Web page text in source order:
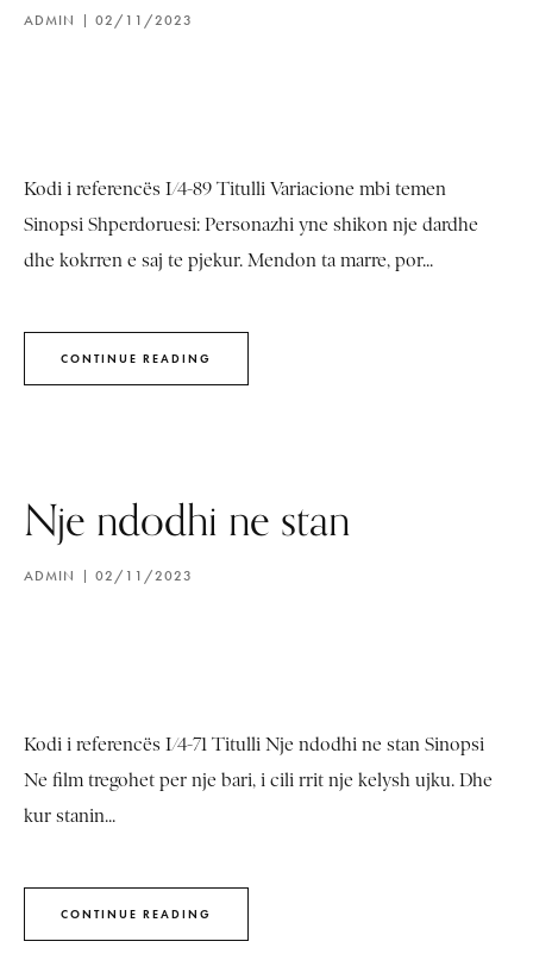
ADMIN 02/11/2023
Kodi i referencës I/4-89 Titulli Variacione mbi temen
Sinopsi Shperdoruesi: Personazhi yne shikon nje dardhe
dhe kokrren e saj te pjekur. Mendon ta marre, por...
CONTINUE READING
Nje ndodhi ne stan
ADMIN 02/11/2023
Kodi i referencës I/4-71 Titulli Nje ndodhi ne stan Sinopsi
Ne film tregohet per nje bari, i cili rrit nje kelysh ujku. Dhe
kur stanin...
CONTINUE READING